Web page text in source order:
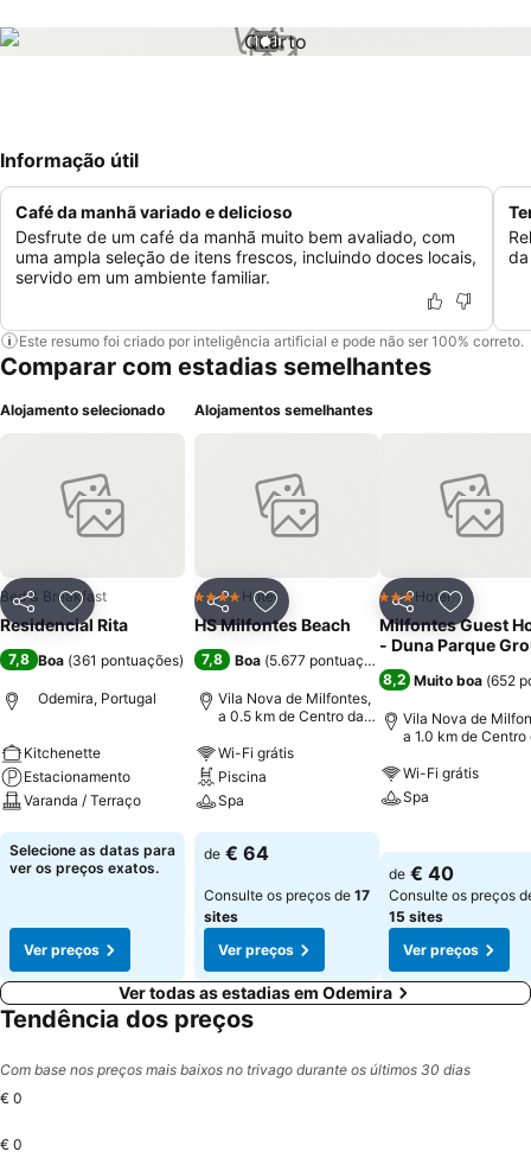
1 / 1
Informação útil
Café da manhã variado e delicioso
Desfrute de um café da manhã muito bem avaliado, com
uma ampla seleção de itens frescos, incluindo doces locais,
servido em um ambiente familiar.
Este resumo foi criado por inteligência artificial e pode não ser 100% correto.
Comparar com estadias semelhantes
Alojamento selecionado
PartilharAdicionar aos favoritos
Bed & Breakfast
Residencial Rita
7,8 Boa (361 pontuações)
Odemira, Portugal
Kitchenette
Estacionamento
Varanda / Terraço
Ver preços
Selecione as datas para
ver os preços exatos.
Ver preços
Alojamentos semelhantes
PartilharAdicionar aos favoritos
4 EstrelasHotel
HS Milfontes Beach
7,8 Boa (5.677 pontuações
Vila Nova de Milfontes,
a 0.5 km de Centro da
Wi-Fi grátis
Piscina
Spa
Ver preços
de € 64
Consulte os preços de 17
sites
Ver preços
Partilhar
3 Estrelas
Hotel
Milfontes Guest
- Duna Parque
8,2 Muito boa (652
Vila Nova de
a 1.0 km de Centro
Wi-Fi grátis
Spa
Ver preços
de € 40
Consulte os preços
15 sites
Ver preços
Ver todas as estadias em Odemira
Tendência dos preços
Com base nos preços mais baixos no trivago durante os últimos 30 dias
€ 0
€ 0